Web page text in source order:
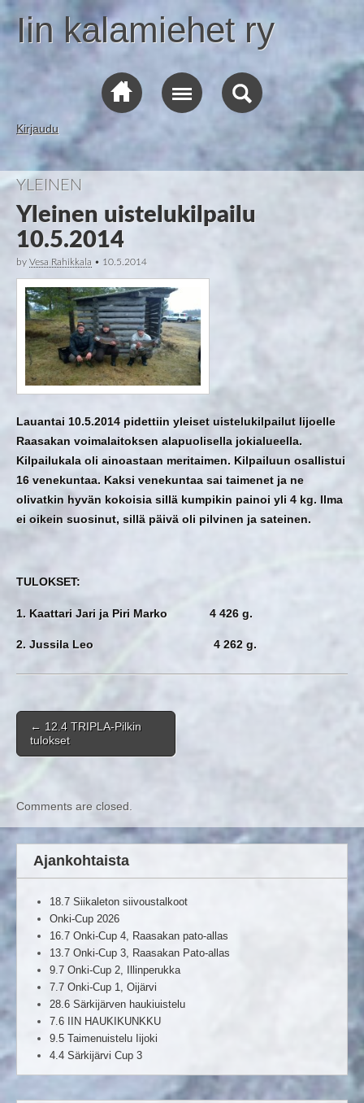
Iin kalamiehet ry
Kirjaudu
YLEINEN
Yleinen uistelukilpailu
10.5.2014
by Vesa Rahikkala • 10.5.2014
Lauantai 10.5.2014 pidettiin yleiset uistelukilpailut Iijoelle
Raasakan voimalaitoksen alapuolisella jokialueella.
Kilpailukala oli ainoastaan meritaimen. Kilpailuun osallistui
16 venekuntaa. Kaksi venekuntaa sai taimenet ja ne
olivatkin hyvän kokoisia sillä kumpikin painoi yli 4 kg. Ilma
ei oikein suosinut, sillä päivä oli pilvinen ja sateinen.
TULOKSET:
1. Kaattari Jari ja Piri Marko 4 426 g.
2. Jussila Leo 4 262 g.
Post navigation
← 12.4 TRIPLA-Pilkin
tulokset
Comments are closed.
Ajankohtaista
18.7 Siikaleton siivoustalkoot
Onki-Cup 2026
16.7 Onki-Cup 4, Raasakan pato-allas
13.7 Onki-Cup 3, Raasakan Pato-allas
9.7 Onki-Cup 2, Illinperukka
7.7 Onki-Cup 1, Oijärvi
28.6 Särkijärven haukiuistelu
7.6 IIN HAUKIKUNKKU
9.5 Taimenuistelu Iijoki
4.4 Särkijärvi Cup 3